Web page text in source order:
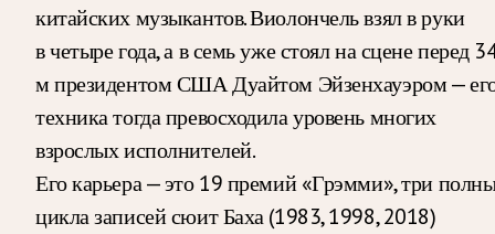
китайских музыкантов. Виолончель взял в руки
в четыре года, а в семь уже стоял на сцене перед
м президентом США Дуайтом Эйзенхауэром —
техника тогда превосходила уровень многих
взрослых исполнителей.
Его карьера — это 19 премий «Грэмми», три
цикла записей сюит Баха (1983, 1998, 2018)